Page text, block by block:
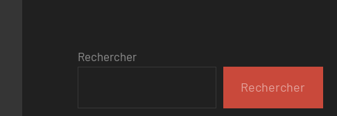
Rechercher
Rechercher